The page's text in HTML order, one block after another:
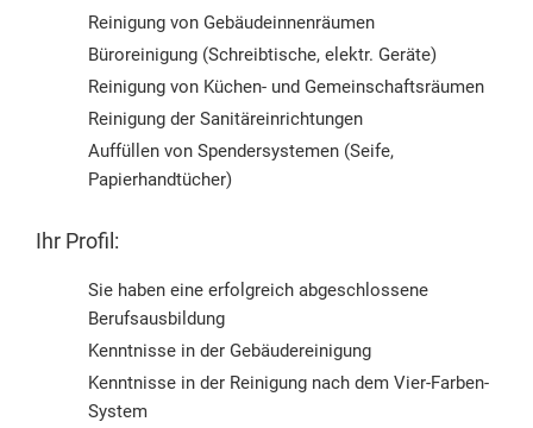
Reinigung von Gebäudeinnenräumen
Büroreinigung (Schreibtische, elektr. Geräte)
Reinigung von Küchen- und Gemeinschaftsräumen
Reinigung der Sanitäreinrichtungen
Auffüllen von Spendersystemen (Seife,
Papierhandtücher)
Ihr Profil:
Sie haben eine erfolgreich abgeschlossene
Berufsausbildung
Kenntnisse in der Gebäudereinigung
Kenntnisse in der Reinigung nach dem Vier-Farben-
System